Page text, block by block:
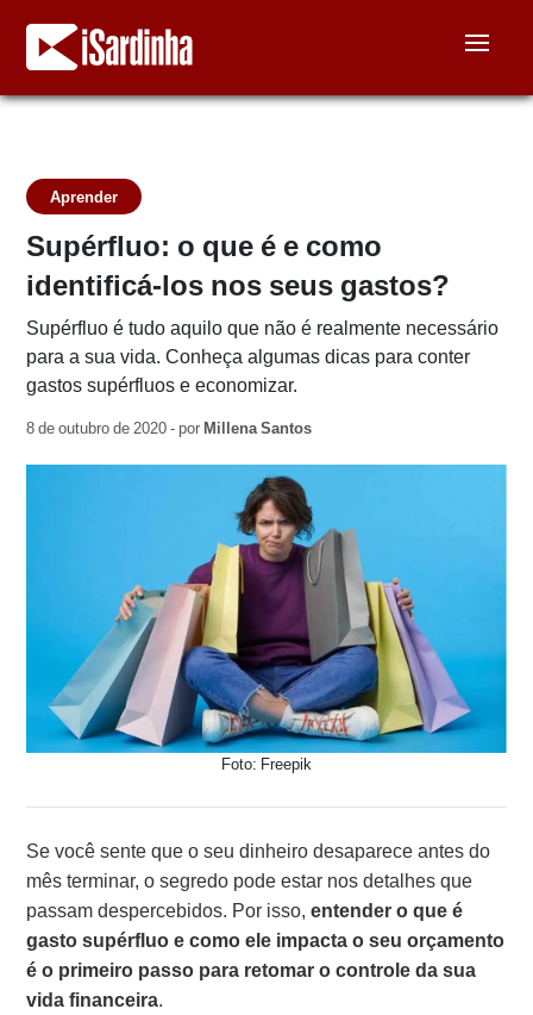
Aprender
Supérfluo: o que é e como
identificá-los nos seus gastos?
Supérfluo é tudo aquilo que não é realmente necessário
para a sua vida. Conheça algumas dicas para conter
gastos supérfluos e economizar.
8 de outubro de 2020 - por Millena Santos
Foto: Freepik
Se você sente que o seu dinheiro desaparece antes do
mês terminar, o segredo pode estar nos detalhes que
passam despercebidos. Por isso,entender o que é
gasto supérfluo e como ele impacta o seu orçamento
é o primeiro passo para retomar o controle da sua
vida financeira.